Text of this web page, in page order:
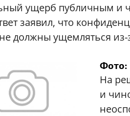
ущерб публичным и
заявил, что
должны ущемляться из-
Фото:
На
и